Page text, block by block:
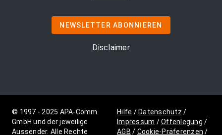
NEWSLETTER ABONNIEREN
Disclaimer
© 1997 - 2025 APA-Comm
GmbH und der jeweilige
Aussender. Alle Rechte
Hilfe / Datenschutz /
Impressum /Offenlegung /
AGB / Cookie-Präferenzen /